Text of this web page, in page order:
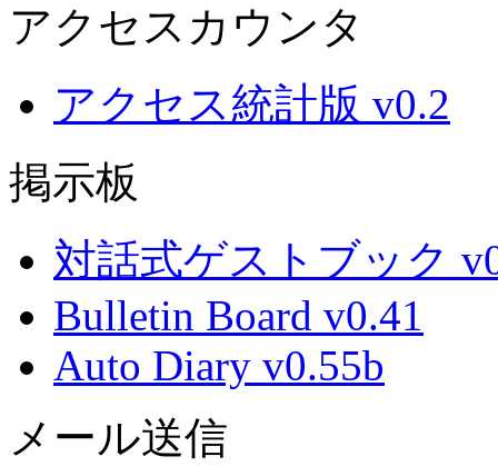
アクセスカウンタ
アクセス統計版 v0.2
掲示板
対話式ゲストブック
Bulletin Board v0.41
Auto Diary v0.55b
メール送信